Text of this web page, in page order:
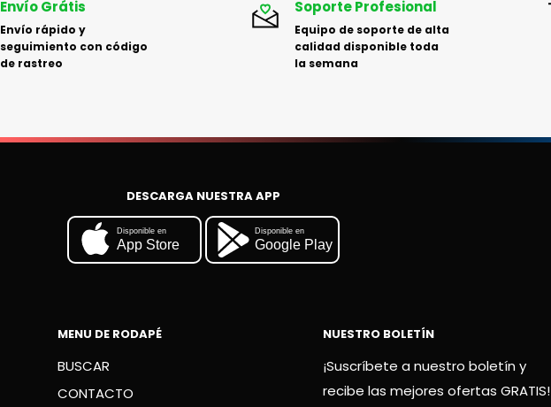
Envío Grátis
Envío rápido y
seguimiento con código
de rastreo
Soporte Profesional
Equipo de soporte de alta
calidad disponible toda
la semana
DESCARGA NUESTRA APP
Disponible en
App Store
Disponible en
Google Play
MENU DE RODAPÉ
BUSCAR
CONTACTO
NUESTRO BOLETÍN
¡Suscríbete a nuestro boletín y
recibe las mejores ofertas GRATIS!